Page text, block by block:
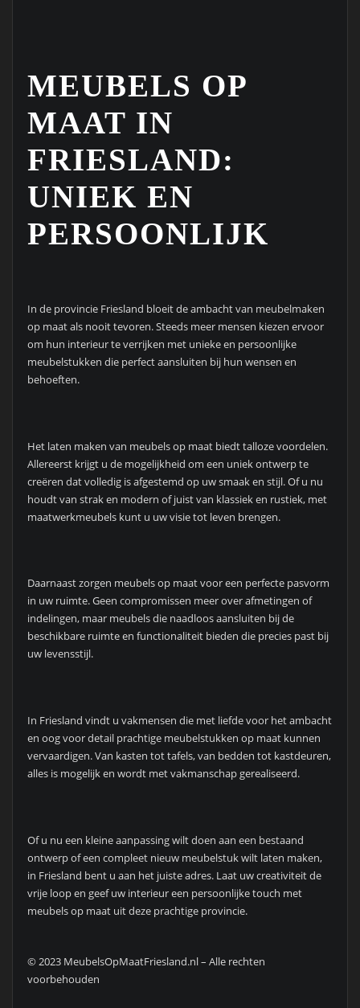
MEUBELS OP
MAAT IN
FRIESLAND:
UNIEK EN
PERSOONLIJK
In de provincie Friesland bloeit de ambacht van meubelmaken
op maat als nooit tevoren. Steeds meer mensen kiezen ervoor
om hun interieur te verrijken met unieke en persoonlijke
meubelstukken die perfect aansluiten bij hun wensen en
behoeften.
Het laten maken van meubels op maat biedt talloze voordelen.
Allereerst krijgt u de mogelijkheid om een uniek ontwerp te
creëren dat volledig is afgestemd op uw smaak en stijl. Of u nu
houdt van strak en modern of juist van klassiek en rustiek, met
maatwerkmeubels kunt u uw visie tot leven brengen.
Daarnaast zorgen meubels op maat voor een perfecte pasvorm
in uw ruimte. Geen compromissen meer over afmetingen of
indelingen, maar meubels die naadloos aansluiten bij de
beschikbare ruimte en functionaliteit bieden die precies past bij
uw levensstijl.
In Friesland vindt u vakmensen die met liefde voor het ambacht
en oog voor detail prachtige meubelstukken op maat kunnen
vervaardigen. Van kasten tot tafels, van bedden tot kastdeuren,
alles is mogelijk en wordt met vakmanschap gerealiseerd.
Of u nu een kleine aanpassing wilt doen aan een bestaand
ontwerp of een compleet nieuw meubelstuk wilt laten maken,
in Friesland bent u aan het juiste adres. Laat uw creativiteit de
vrije loop en geef uw interieur een persoonlijke touch met
meubels op maat uit deze prachtige provincie.
© 2023 MeubelsOpMaatFriesland.nl – Alle rechten
voorbehouden